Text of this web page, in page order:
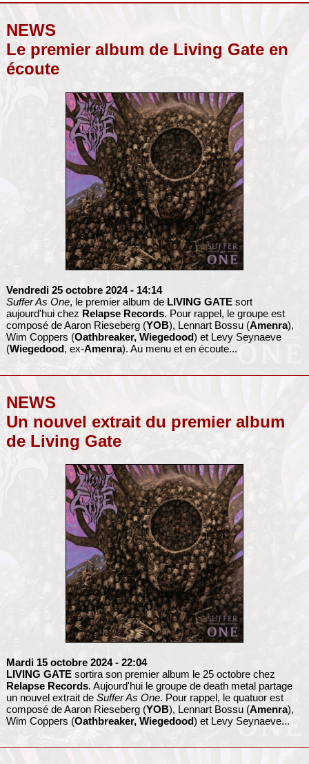
NEWS
Le premier album de Living Gate en
écoute
Vendredi 25 octobre 2024 - 14:14
Suffer As One, le premier album de LIVING GATEsort
aujourd'hui chez Relapse Records. Pour rappel, le groupe est
composé de Aaron Rieseberg (YOB), Lennart Bossu (Amenra),
Wim Coppers (Oathbreaker, Wiegedood) et Levy Seynaeve
(Wiegedood, ex-Amenra). Au menu et en écoute...
NEWS
Un nouvel extrait du premier album
de Living Gate
Mardi 15 octobre 2024 - 22:04
LIVING GATEsortira son premier album le 25 octobre chez
Relapse Records. Aujourd'hui le groupe de death metal partage
un nouvel extrait de Suffer As One. Pour rappel, le quatuor est
composé de Aaron Rieseberg (YOB), Lennart Bossu (Amenra),
Wim Coppers (Oathbreaker, Wiegedood) et Levy Seynaeve...